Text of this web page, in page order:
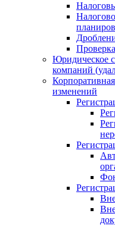
Юридическое
компаний
изменений